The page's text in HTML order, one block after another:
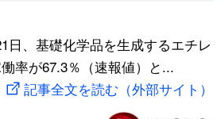
日、基礎化学品を生成するエチレ
率が67.3％（速報値）と...
記事全文を読む（外部サイト）